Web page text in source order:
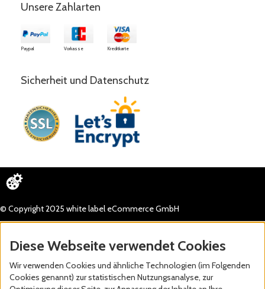
Unsere Zahlarten
Paypal Vorkasse Kreditkarte
Sicherheit und Datenschutz
© Copyright 2025 white label eCommerce GmbH
Diese Webseite verwendet Cookies
Wir verwenden Cookies und ähnliche Technologien (im Folgenden
Cookies genannt) zur statistischen Nutzungsanalyse, zur